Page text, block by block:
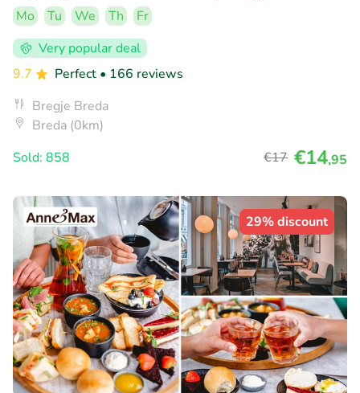
Mo Tu We Th
Fr
Very popular deal
9.7
Perfect • 166 reviews
Bregje Breda
Breda (0km)
Sold: 858
€17 €14,95
29% discount